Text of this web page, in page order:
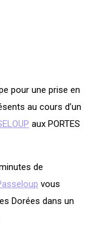
pour une prise en
au cours d’un
aux PORTES
de
vous
Dorées dans un